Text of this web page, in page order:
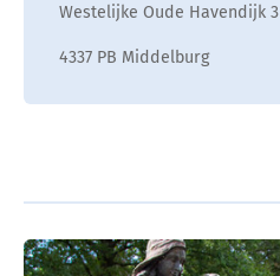
Westelijke Oude Havendijk 3
4337 PB Middelburg